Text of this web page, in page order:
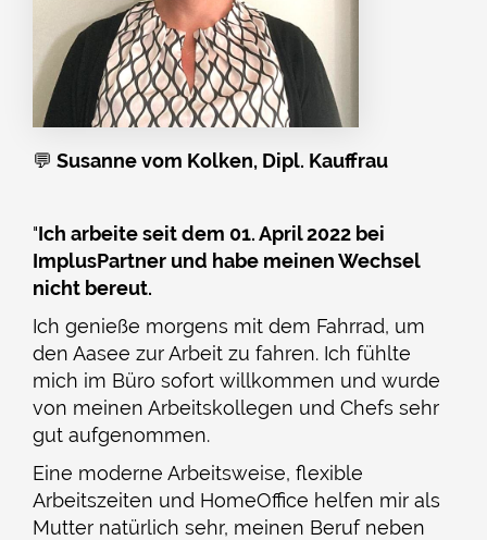
💬 Susanne vom Kolken, Dipl. Kauffrau
"Ich arbeite seit dem 01. April 2022 bei
ImplusPartner und habe meinen Wechsel
nicht bereut.
Ich genieße morgens mit dem Fahrrad, um
den Aasee zur Arbeit zu fahren. Ich fühlte
mich im Büro sofort willkommen und wurde
von meinen Arbeitskollegen und Chefs sehr
gut aufgenommen.
Eine moderne Arbeitsweise, flexible
Arbeitszeiten und HomeOffice helfen mir als
Mutter natürlich sehr, meinen Beruf neben